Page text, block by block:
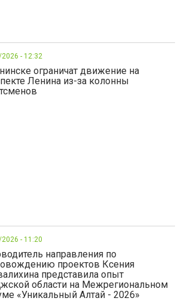
- 12:32
ограничат движение на
Ленина из-за колонны
- 11:20
направления по
проектов Ксения
представила опыт
области на Межрегиональном
«Уникальный Алтай - 2026»